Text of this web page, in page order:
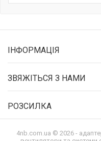
ІНФОРМАЦІЯ
ЗВЯЖІТЬСЯ З НАМИ
РОЗСИЛКА
4nb.com.ua © 2026 -